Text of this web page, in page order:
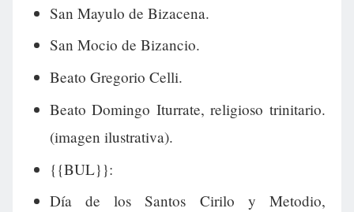
San Mayulo de Bizacena.
San Mocio de Bizancio.
Beato Gregorio Celli.
Beato Domingo Iturrate, religioso trinitario.
(imagen ilustrativa).
{{BUL}}:
Día de los Santos Cirilo y Metodio,